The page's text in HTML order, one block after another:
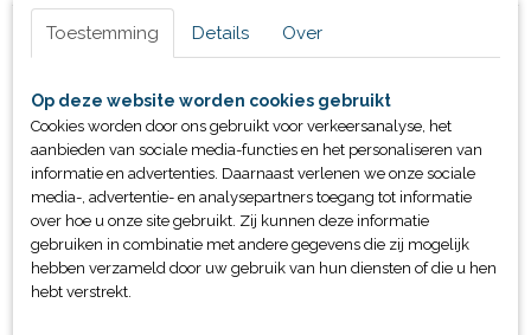
Ook interessant
Toestemming Details Over
Op deze website worden cookies gebruikt
Cookies worden door ons gebruikt voor verkeersanalyse, het
aanbieden van sociale media-functies en het personaliseren van
informatie en advertenties. Daarnaast verlenen we onze sociale
media-, advertentie- en analysepartners toegang tot informatie
over hoe u onze site gebruikt. Zij kunnen deze informatie
gebruiken in combinatie met andere gegevens die zij mogelijk
hebben verzameld door uw gebruik van hun diensten of die u hen
hebt verstrekt.